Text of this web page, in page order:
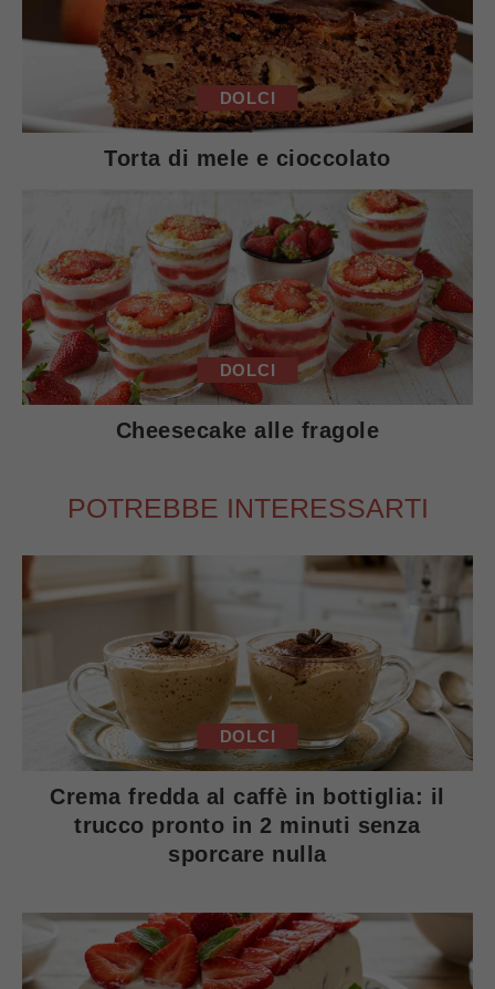
DOLCI
Torta di mele e cioccolato
DOLCI
Cheesecake alle fragole
POTREBBE INTERESSARTI
DOLCI
Crema fredda al caffè in bottiglia: il
trucco pronto in 2 minuti senza
sporcare nulla